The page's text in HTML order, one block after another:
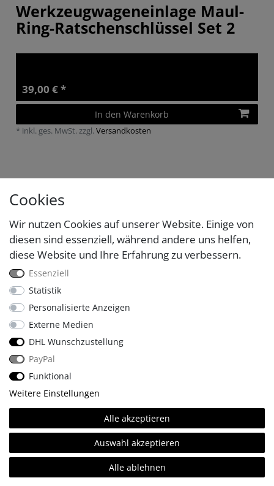
Werkzeugwageneinlage Maul-
Ring-Ratschenschlüssel Set 2
39,00 € *
In den Warenkorb
* inkl. ges. MwSt. zzgl.Versandkosten
Werkzeugwageneinlage
Ringschlüssel Set 2
Cookies
Wir nutzen Cookies auf unserer Website. Einige von
diesen sind essenziell, während andere uns helfen,
diese Website und Ihre Erfahrung zu verbessern.
Essenziell
Statistik
Personalisierte Anzeigen
Externe Medien
DHL Wunschzustellung
PayPal
Funktional
Weitere Einstellungen
Alle akzeptieren
Auswahl akzeptieren
Alle ablehnen